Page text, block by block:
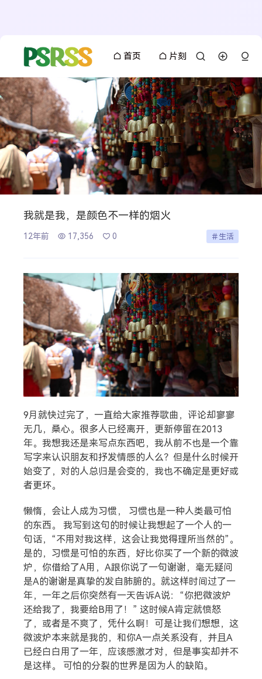
首页 片刻
搜索
热门分类
生活 音乐 微博 故事 杂志
摄影
我就是我，是颜色不一样的烟火
12年前 17,356 0 生活
9月就快过完了，一直给大家推荐歌曲，评论却寥寥
无几，桑心。很多人已经离开，更新停留在2013
年。我想我还是来写点东西吧，我从前不也是一个靠
写字来认识朋友和抒发情感的人么？但是什么时候开
始变了，对的人总归是会变的，我也不确定是更好或
者更坏。
懒惰，会让人成为习惯， 习惯也是一种人类最可怕
的东西。 我写到这句的时候让我想起了一个人的一
句话，“不用对我这样，这会让我觉得理所当然的”。
是的，习惯是可怕的东西，好比你买了一个新的微波
炉，你借给了A用，A跟你说了一句谢谢，毫无疑问
是A的谢谢是真挚的发自肺腑的。就这样时间过了一
年，一年之后你突然有一天告诉A说：“你把微波炉
还给我了，我要给B用了！” 这时候A肯定就愤怒
了，或者是不爽了，凭什么啊！可是让我们想想，这
微波炉本来就是我的，和你A一点关系没有，并且A
已经白白用了一年，应该感激才对，但是事实却并不
是这样。 可怕的分裂的世界是因为人的缺陷。